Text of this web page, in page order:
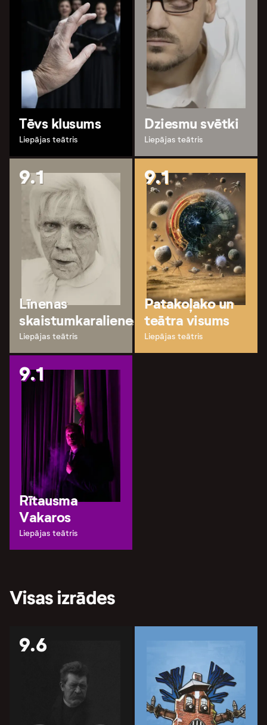
Tēvs klusums
Liepājas teātris
Dziesmu svētki
Liepājas teātris
9.1
Līnenas
skaistumkaraliene
Liepājas teātris
9.1
Patakoļako un
teātra visums
Liepājas teātris
9.1
Rītausma
Vakaros
Liepājas teātris
Visas izrādes
9.6